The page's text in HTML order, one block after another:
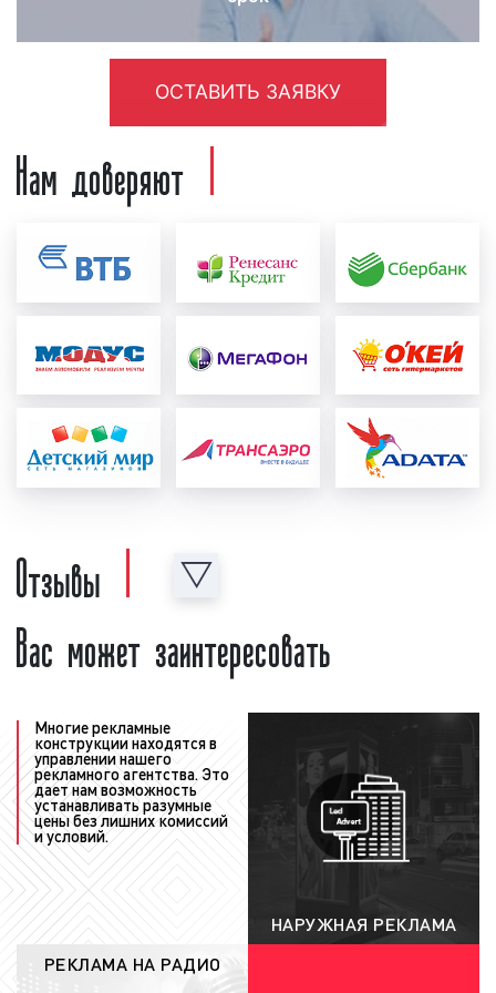
2х2 определяется целью рекламной кампании
2 недели. Однако, срок может быть и более
продолжительным. Необходимо помнить: чем
дольше реклама выходит в эфире телеканала,
тем больше людей из целевой аудитории
заказчика ее увидят.
Процесс размещения рекламы на канале 2х2
можно разделить на несколько этапов:
подготовительный и выход рекламы в
: рекламный
материал создается заказчиком или
нашим рекламным агентством.
Изготовленный ролик проверяется на
соответствие ФЗ «О рекламе», а также
договоренность об условиях и ценах
размещения рекламы на телевидении,
данные действия занимают от 1 до 2
рабочих дней;
«Фасад Медиа Групп» загружает
рекламный ролик в сетку телеканала и
выпускает рекламу в телеэфир. На сроки
размещения рекламы существенное
влияние оказывают степень готовности
рекламного материала, а также
соответствие техническим требованиям и
положениям законодательства РФ о
рекламе.
При соблюдении всех вышеуказанных
ОСТАВИТЬ ЗАЯВКУ
Нам доверяют
Отзывы
Вас может заинтересовать
Многие рекламные
конструкции находятся в
управлении нашего
рекламного агентства. Это
дает нам возможность
устанавливать разумные
цены без лишних комиссий
и условий.
НАРУЖНАЯ РЕКЛАМА
РЕКЛАМА НА РАДИО